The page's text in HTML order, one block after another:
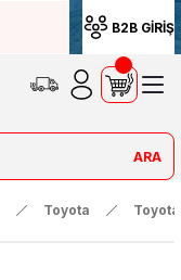
B2B GİRİŞ
ARA
Toyota